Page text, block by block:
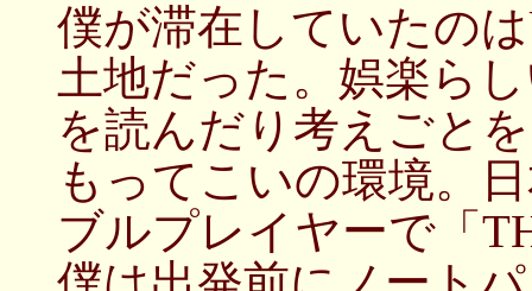
僕が滞在していたの
土地だった。娯楽ら
を読んだり考えごと
もってこいの環境。
ブルプレイヤーで「